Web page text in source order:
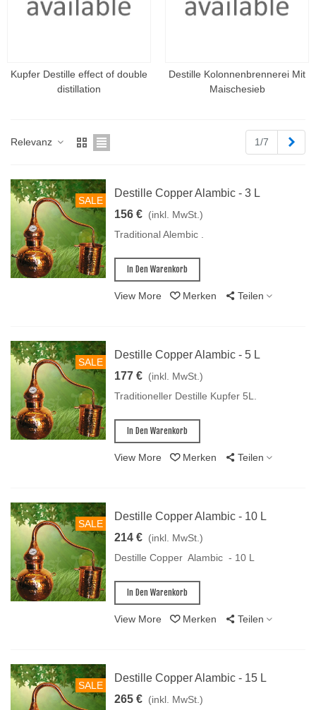
Kupfer Destille effect of double
distillation
Destille Kolonnenbrennerei Mit
Maischesieb
Relevanz 1/7
SALE
Destille Copper Alambic - 3 L
156 € (inkl. MwSt.)
Traditional Alembic .
In Den Warenkorb
View More Merken Teilen
SALE
Destille Copper Alambic - 5 L
177 € (inkl. MwSt.)
Traditioneller Destille Kupfer 5L.
In Den Warenkorb
View More Merken Teilen
SALE
Destille Copper Alambic - 10 L
214 € (inkl. MwSt.)
Destille Copper Alambic - 10 L
In Den Warenkorb
View More Merken Teilen
SALE
Destille Copper Alambic - 15 L
265 € (inkl. MwSt.)